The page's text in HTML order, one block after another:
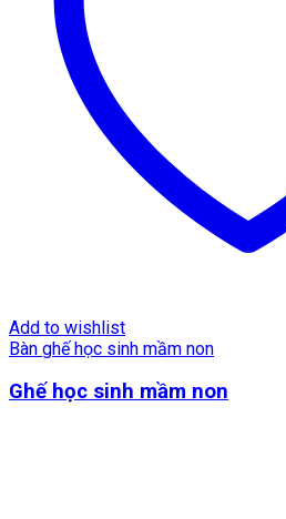
Add to wishlist
Bàn ghế học sinh mầm non
Ghế học sinh mầm non